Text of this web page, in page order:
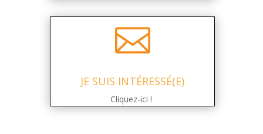

JE SUIS INTÉRESSÉ(E)
Cliquez-ici !